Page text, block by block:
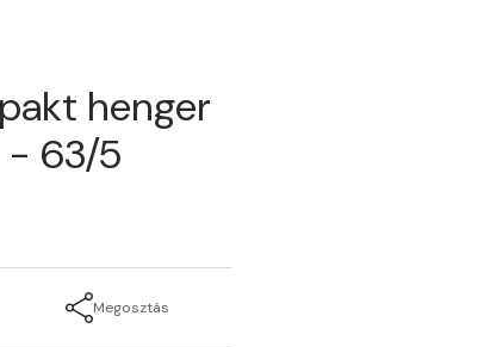
henger
- 63/5
Megosztás